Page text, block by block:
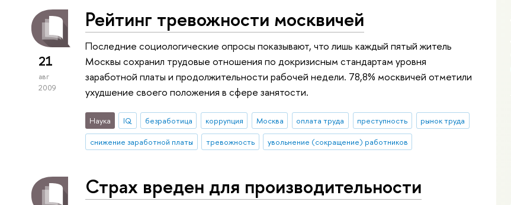
21
авг
2009
Рейтинг тревожности москвичей
Последние социологические опросы показывают, что лишь каждый пятый житель
Москвы сохранил трудовые отношения по докризисным стандартам уровня
заработной платы и продолжительности рабочей недели. 78,8% москвичей отметили
ухудшение своего положения в сфере занятости.
Наука IQ безработица коррупция Москва оплата труда преступность
рынок труда
снижение заработной платы
тревожность увольнение (сокращение) работников
Страх вреден для производительности